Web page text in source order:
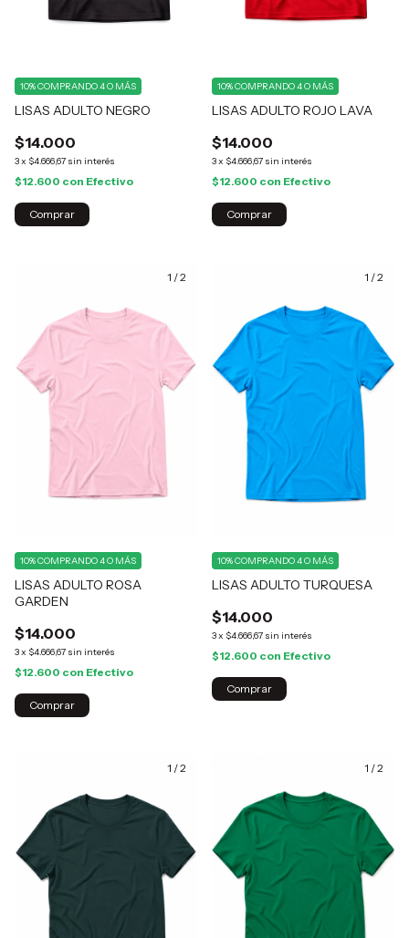
LISAS ADULTO NEGRO
$14.000
3x $4.666,67 sin interés
10%COMPRANDO 4 O MÁS
$12.600 con Efectivo
Comprar
LISAS ADULTO ROJO LAVA
$14.000
3x $4.666,67 sin interés
10%COMPRANDO 4 O MÁS
$12.600 con Efectivo
Comprar
1 /2
LISAS ADULTO ROSA
GARDEN
$14.000
3x $4.666,67 sin interés
10%COMPRANDO 4 O MÁS
$12.600 con Efectivo
Comprar
1 /2
LISAS ADULTO TURQUESA
$14.000
3x $4.666,67 sin interés
10%COMPRANDO 4 O MÁS
$12.600 con Efectivo
Comprar
1 /2 1 /2